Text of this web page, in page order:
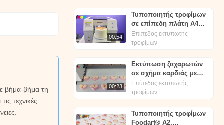
βήμα-βήμα τη
τεχνικές
00:54
Τυποποιητής τροφίμων
σε επίπεδη πλάτη Α4
CMYK Πλήρης έγχρωμη
εκτύπωση - Foodart®
Επίπεδος εκτυπωτής
τροφίμων
00:23
Εκτύπωση ζαχαρωτών
σε σχήμα καρδιάς με
Foodart® | Εκτυπωτής
βρώσιμου μελανιού |
Επίπεδος εκτυπωτής
τροφίμων
Τυποποιητής τροφίμων
Foodart® A2,